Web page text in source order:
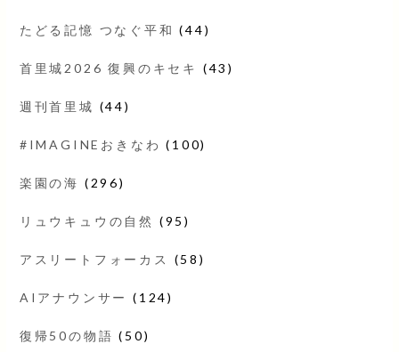
たどる記憶 つなぐ平和 (44)
首里城2026 復興のキセキ (43)
週刊首里城 (44)
#IMAGINEおきなわ (100)
楽園の海 (296)
リュウキュウの自然 (95)
アスリートフォーカス (58)
AIアナウンサー (124)
復帰50の物語 (50)